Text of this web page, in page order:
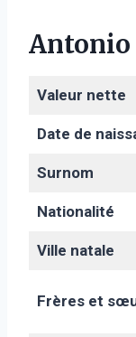
Antonio
Valeur nette
Date de
Surnom
Nationalité
Ville natale
Frères et